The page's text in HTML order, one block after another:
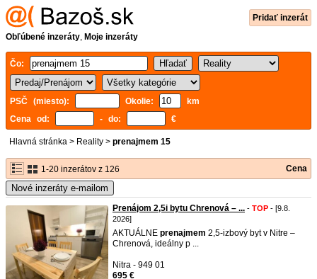
Pridať inzerát
Obľúbené inzeráty, Moje inzeráty
Čo:
PSČ (miesto): Okolie:
km
Cena od:
- do: €
Hlavná stránka > Reality > prenajmem 15
1-20 inzerátov z 126 Cena
Nové inzeráty e-mailom
Prenájom 2,5i bytu Chrenová – ... - TOP - [9.8.
2026]
AKTUÁLNE prenajmem 2,5-izbový byt v Nitre –
Chrenová, ideálny p ...
Nitra - 949 01
695 €